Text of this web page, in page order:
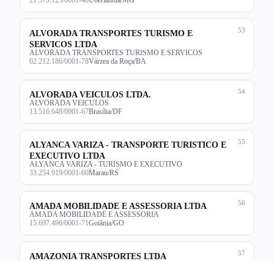
53
ALVORADA TRANSPORTES TURISMO E
SERVICOS LTDA
ALVORADA TRANSPORTES TURISMO E SERVICOS
02.212.186/0001-78Várzea da Roça/BA
54
ALVORADA VEICULOS LTDA.
ALVORADA VEICULOS
13.516.648/0001-67Brasília/DF
55
ALYANCA VARIZA - TRANSPORTE TURISTICO E
EXECUTIVO LTDA
ALYANCA VARIZA - TURISMO E EXECUTIVO
33.254.919/0001-60Marau/RS
56
AMADA MOBILIDADE E ASSESSORIA LTDA
AMADA MOBILIDADE E ASSESSORIA
15.697.496/0001-71 Goiânia/GO
57
AMAZONIA TRANSPORTES LTDA